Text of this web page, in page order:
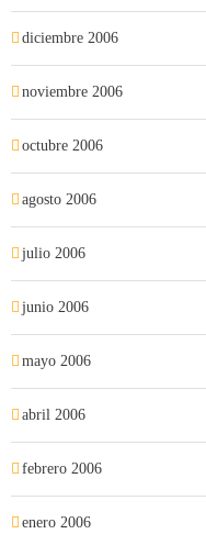
diciembre 2006
noviembre 2006
octubre 2006
agosto 2006
julio 2006
junio 2006
mayo 2006
abril 2006
febrero 2006
enero 2006